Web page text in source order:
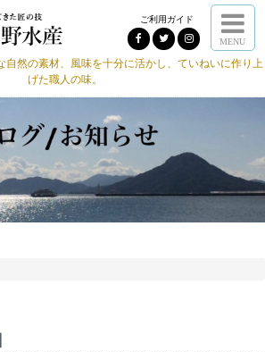
ご利用ガイド
MENU
自然の素材、風味を十分に活かし、ていねいに作り上
げた職人の味。